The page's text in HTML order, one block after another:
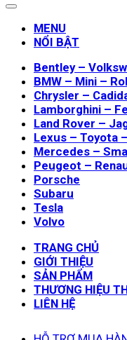
MENU
NỔI BẬT
Bentley –
BMW – Mini –
Chrysler –
Lamborghini –
Land Rover –
Lexus – Toyota
Mercedes –
Peugeot –
Porsche
Subaru
Tesla
Volvo
TRANG CHỦ
GIỚI THIỆU
SẢN PHẨM
THƯƠNG HIỆU
LIÊN HỆ